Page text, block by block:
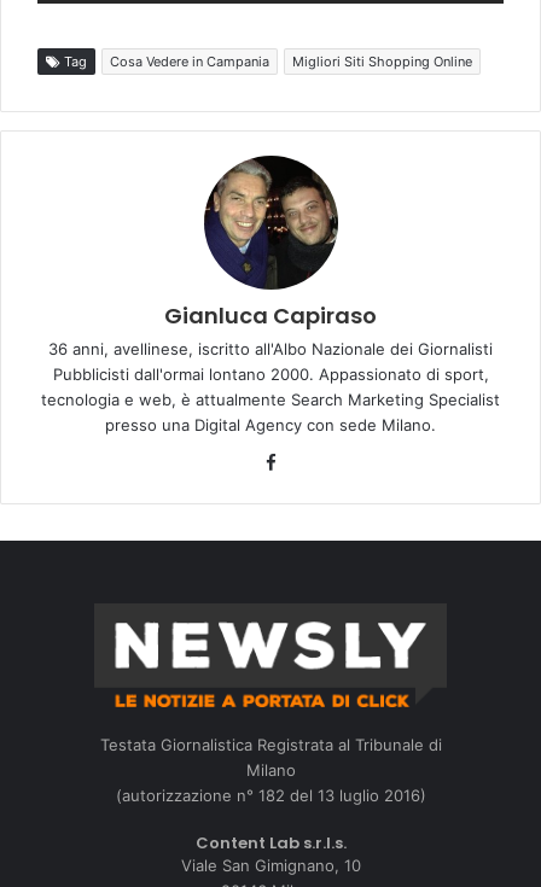
Tag Cosa Vedere in Campania Migliori Siti Shopping Online
Gianluca Capiraso
36 anni, avellinese, iscritto all'Albo Nazionale dei Giornalisti
Pubblicisti dall'ormai lontano 2000. Appassionato di sport,
tecnologia e web, è attualmente Search Marketing Specialist
presso una Digital Agency con sede Milano.
Facebook
Testata Giornalistica Registrata al Tribunale di
Milano
(autorizzazione n° 182 del 13 luglio 2016)
Content Lab s.r.l.s.
Viale San Gimignano, 10